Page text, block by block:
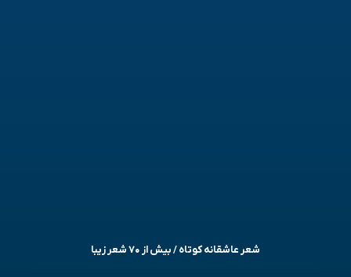
شعر عاشقانه کوتاه / بیش از ۷۰ شعر زیبا